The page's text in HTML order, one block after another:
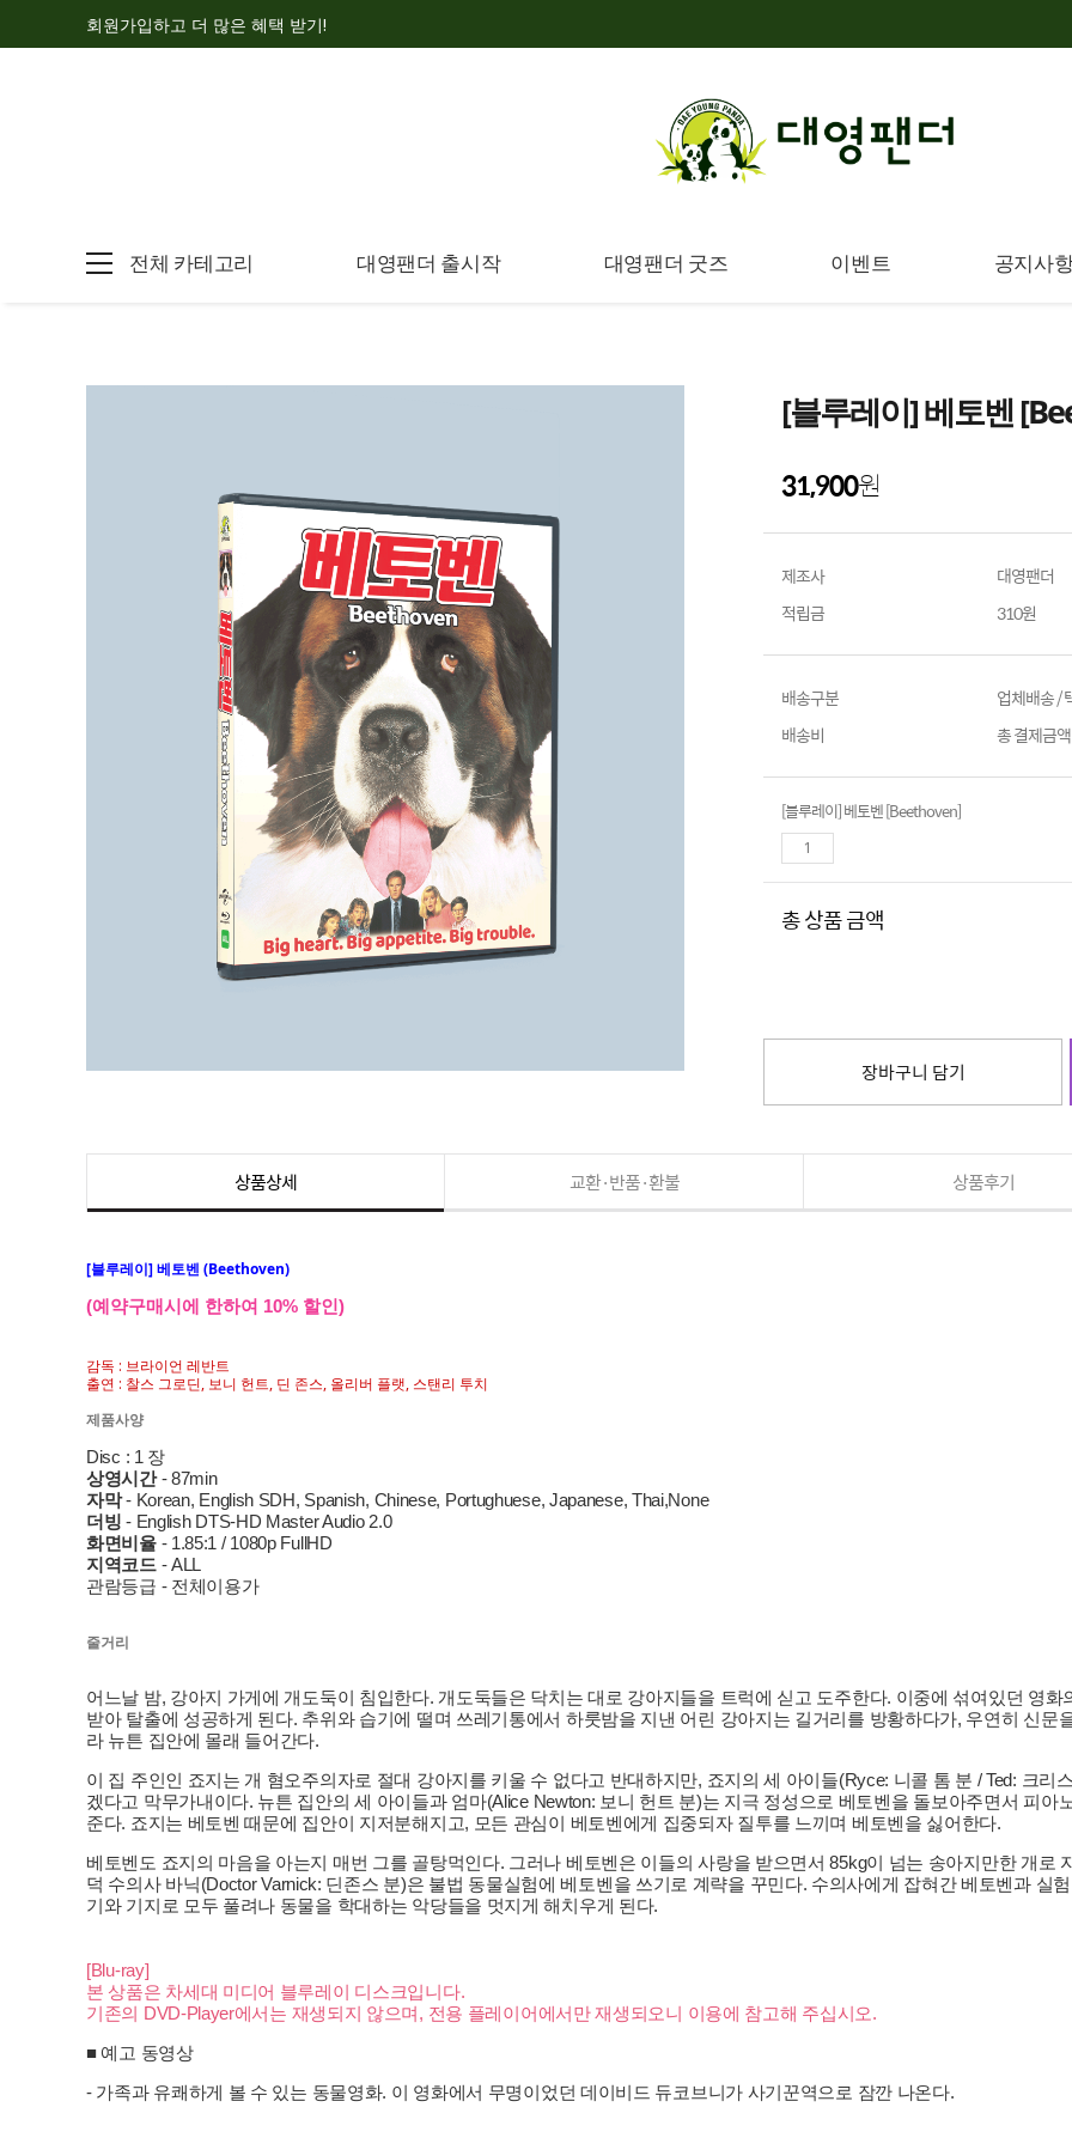
회원가입하고 더 많은 혜택 받기!
전체 카테고리 대영팬더 출시작 대영팬더 굿즈 이벤트 공지사
[블루레이] 베토벤
31,900원
제조사
대영팬더
적립금
310원
배송구분
업체배송 /
배송비
총 결제금
[블루레이] 베토벤 [Beethoven]
총 상품 금액
장바구니 담기
상품상세 교환·반품·환불 상품후기
[블루레이] 베토벤 (Beethoven)
(예약구매시에 한하여 10% 할인)
감독 : 브라이언 레반트
출연 : 찰스 그로딘, 보니 헌트, 딘 존스, 올리버 플랫, 스탠리 투치
제품사양
Disc : 1 장
상영시간- 87min
자막- Korean, English SDH, Spanish, Chinese, Portughuese, Japanese, Thai,None
더빙 - English DTS-HD Master Audio 2.0
화면비율- 1.85:1 / 1080p FullHD
지역코드- ALL
관람등급 - 전체이용가
줄거리
어느날 밤, 강아지 가게에 개도둑이 침입한다. 개도둑들은 닥치는 대로 강아지들을 트럭에 싣고 도주한다. 이중에 섞여있던 영
받아 탈출에 성공하게 된다. 추위와 습기에 떨며 쓰레기통에서 하룻밤을 지낸 어린 강아지는 길거리를 방황하다가, 우연히 신문
라 뉴튼 집안에 몰래 들어간다.
이 집 주인인 죠지는 개 혐오주의자로 절대 강아지를 키울 수 없다고 반대하지만, 죠지의 세 아이들(Ryce: 니콜 톰 분 / Ted: 크리
겠다고 막무가내이다. 뉴튼 집안의 세 아이들과 엄마(Alice Newton: 보니 헌트 분)는 지극 정성으로 베토벤을 돌보아주면서 피
준다. 죠지는 베토벤 때문에 집안이 지저분해지고, 모든 관심이 베토벤에게 집중되자 질투를 느끼며 베토벤을 싫어한다.
베토벤도 죠지의 마음을 아는지 매번 그를 골탕먹인다. 그러나 베토벤은 이들의 사랑을 받으면서 85kg이 넘는 송아지만한 개로
덕 수의사 바닉(Doctor Varnick: 딘존스 분)은 불법 동물실험에 베토벤을 쓰기로 계략을 꾸민다. 수의사에게 잡혀간 베토벤과 실
기와 기지로 모두 풀려나 동물을 학대하는 악당들을 멋지게 해치우게 된다.
[Blu-ray]
본 상품은 차세대 미디어 블루레이 디스크입니다.
기존의 DVD-Player에서는 재생되지 않으며, 전용 플레이어에서만 재생되오니 이용에 참고해 주십시오.
■ 예고 동영상
- 가족과 유쾌하게 볼 수 있는 동물영화. 이 영화에서 무명이었던 데이비드 듀코브니가 사기꾼역으로 잠깐 나온다.